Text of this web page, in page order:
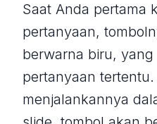
Saat Anda pertama
pertanyaan,
berwarna biru,
pertanyaan
menjalankannya